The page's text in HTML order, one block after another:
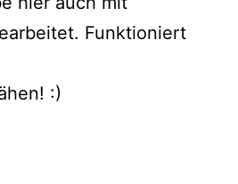
Funktioniert
:)